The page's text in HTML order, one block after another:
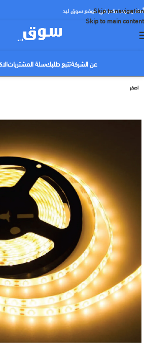
Skip to navigation
Skip to main content
أهلا ومرحبا بكم في موقع سوق ليد
عن الشركةتتبع طلبكسلة المشتريات
اصفر